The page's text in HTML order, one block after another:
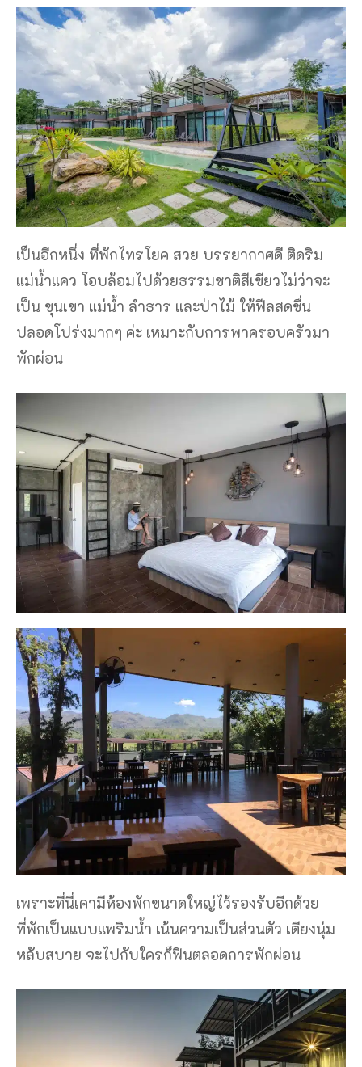
เป็นอีกหนึ่ง ที่พักไทรโยค สวย บรรยากาศดี ติดริม
แม่น้ำแคว โอบล้อมไปด้วยธรรมชาติสีเขียวไม่ว่าจะ
เป็น ขุนเขา แม่น้ำ ลำธาร และป่าไม้ ให้ฟีลสดชื่น
ปลอดโปร่งมากๆ ค่ะ เหมาะกับการพาครอบครัวมา
พักผ่อน
เพราะที่นี่เคามีห้องพักขนาดใหญ่ไว้รองรับอีกด้วย
ที่พักเป็นแบบแพริมน้ำ เน้นความเป็นส่วนตัว เตียงนุ่ม
หลับสบาย จะไปกับใครก็ฟินตลอดการพักผ่อน